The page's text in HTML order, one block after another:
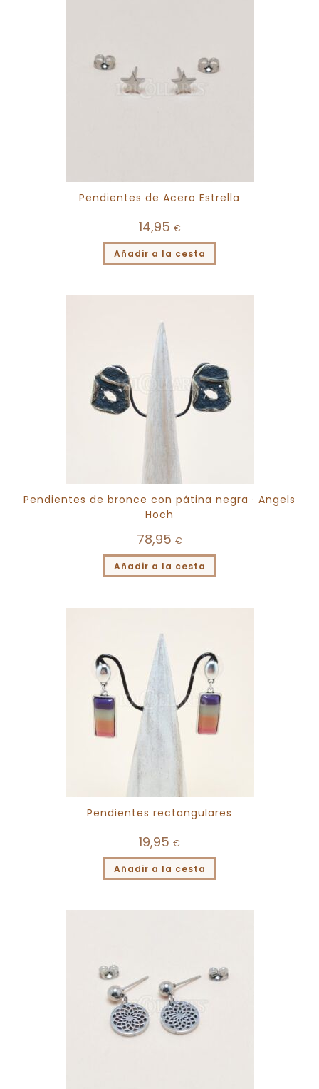
Pendientes de Acero Estrella
14,95 €
Añadir a la cesta
Pendientes de bronce con pátina negra · Angels
Hoch
78,95 €
Añadir a la cesta
Pendientes rectangulares
19,95 €
Añadir a la cesta